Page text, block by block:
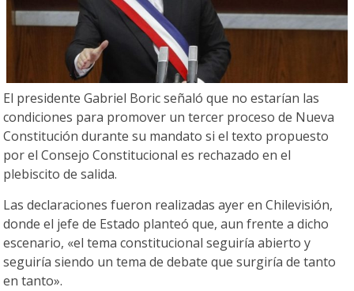
El presidente Gabriel Boric señaló que no estarían las
condiciones para promover un tercer proceso de Nueva
Constitución durante su mandato si el texto propuesto
por el Consejo Constitucional es rechazado en el
plebiscito de salida.
Las declaraciones fueron realizadas ayer en Chilevisión,
donde el jefe de Estado planteó que, aun frente a dicho
escenario, «el tema constitucional seguiría abierto y
seguiría siendo un tema de debate que surgiría de tanto
en tanto».